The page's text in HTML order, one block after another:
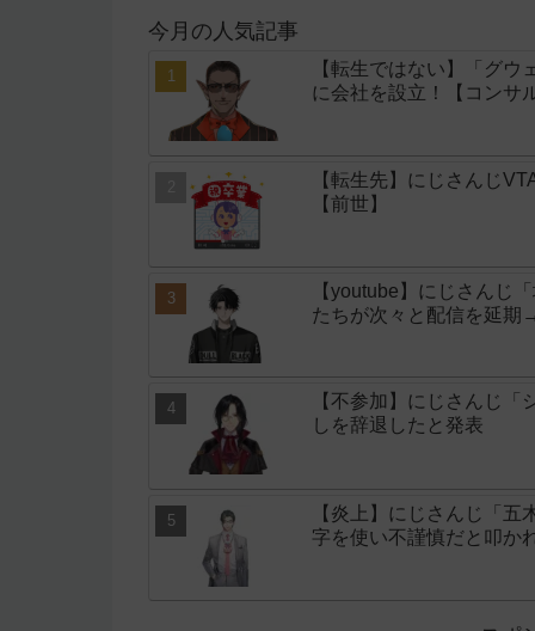
今月の人気記事
【転生ではない】「グ
に会社を設立！【コンサ
【転生先】にじさんじ
【前世】
【youtube】にじさんじ
たちが次々と配信を延期
【不参加】にじさんじ
しを辞退したと発表
【炎上】にじさんじ「
字を使い不謹慎だと叩か